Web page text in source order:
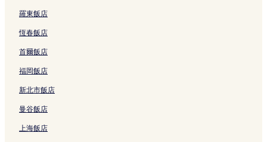
羅東飯店
恆春飯店
首爾飯店
福岡飯店
新北市飯店
曼谷飯店
上海飯店